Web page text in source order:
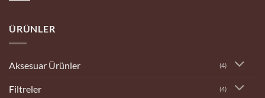
Dükkanı
ÜRÜNLER
Aksesuar Ürünler (4)
Filtreler (4)